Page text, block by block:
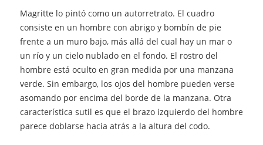
Magritte lo pintó como un autorretrato. El cuadro
consiste en un hombre con abrigo y bombín de pie
frente a un muro bajo, más allá del cual hay un mar o
un río y un cielo nublado en el fondo. El rostro del
hombre está oculto en gran medida por una manzana
verde. Sin embargo, los ojos del hombre pueden verse
asomando por encima del borde de la manzana. Otra
característica sutil es que el brazo izquierdo del hombre
parece doblarse hacia atrás a la altura del codo.